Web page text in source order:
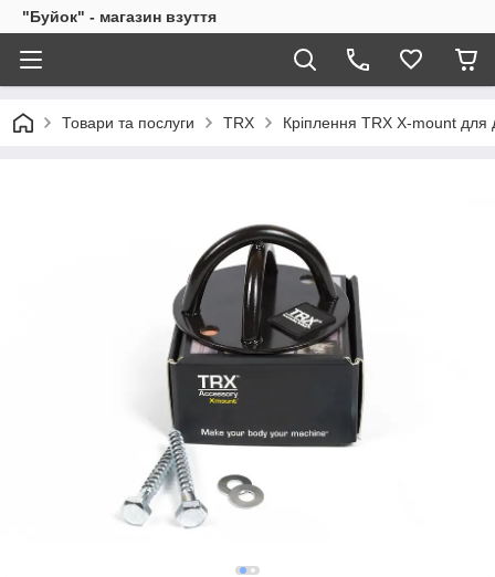
"Буйок" - магазин взуття
Товари та послуги TRX Кріплення TRX X-mount